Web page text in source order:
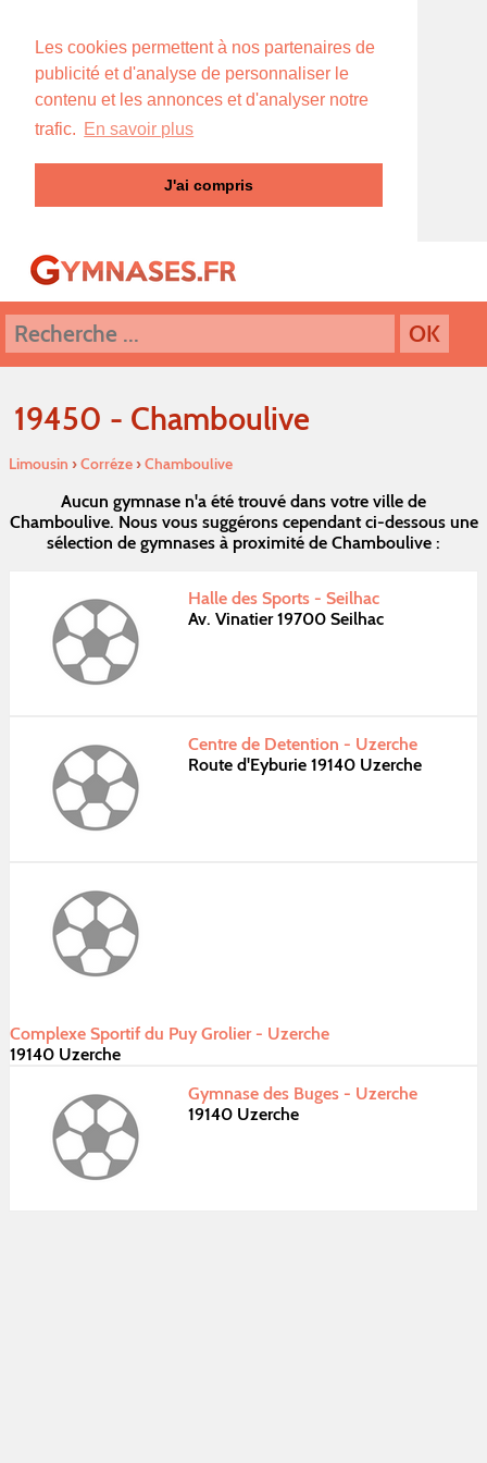
Les cookies permettent à nos partenaires de
publicité et d'analyse de personnaliser le
contenu et les annonces et d'analyser notre
trafic. En savoir plus
J'ai compris
19450 - Chamboulive
Limousin ›Corréze›Chamboulive
Aucun gymnase n'a été trouvé dans votre ville de
Chamboulive. Nous vous suggérons cependant ci-dessous une
sélection de gymnases à proximité de Chamboulive :
Halle des Sports - Seilhac
Av. Vinatier 19700 Seilhac
Centre de Detention - Uzerche
Route d'Eyburie 19140 Uzerche
Complexe Sportif du Puy Grolier - Uzerche
19140 Uzerche
Gymnase des Buges - Uzerche
19140 Uzerche